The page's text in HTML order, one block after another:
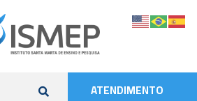
ATENDIMENTO